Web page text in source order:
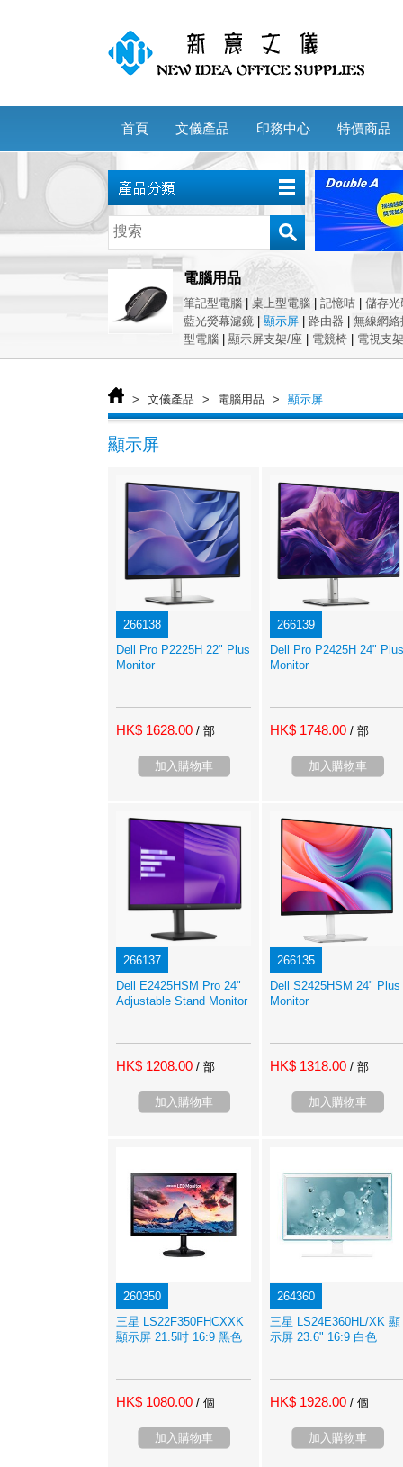
首頁 文儀產品 印務中心 特價商品
電腦用品
筆記型電腦 桌上型電腦 記憶咭
儲存光
藍光熒幕濾鏡
顯示屏 路由器
無線網絡
型電腦
顯示屏支架/座 電競椅 電視支架
> 文儀產品 > 電腦用品 > 顯示屏
顯示屏
266138
Dell Pro P2225H 22" Plus
Monitor
HK$ 1628.00 / 部
加入購物車
266139
Dell Pro P2425H 24" Plus
Monitor
HK$ 1748.00 / 部
加入購物車
266137
Dell E2425HSM Pro 24"
Adjustable Stand Monitor
HK$ 1208.00 / 部
加入購物車
266135
Dell S2425HSM 24" Plus
Monitor
HK$ 1318.00 / 部
加入購物車
260350
三星 LS22F350FHCXXK
顯示屏 21.5吋 16:9 黑色
HK$ 1080.00 / 個
加入購物車
264360
三星 LS24E360HL/XK 顯
示屏 23.6" 16:9 白色
HK$ 1928.00 / 個
加入購物車